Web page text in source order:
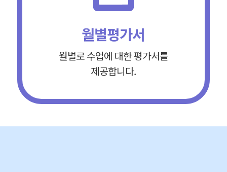
월별평가서
월별로 수업에 대한 평가서를
제공합니다.